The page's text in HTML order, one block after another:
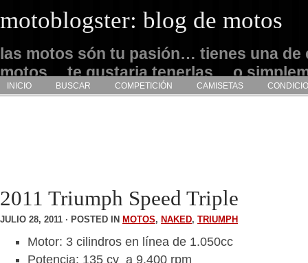
motoblogster: blog de motos
las motos són tu pasión… tienes una de
motos… te gustaria tenerlas… o
admirarlas… este es tu sitio
INICIO BUSCAR COMPETICIÓN CAMISETAS
2011 Triumph Speed Triple
JULIO 28, 2011 · POSTED IN MOTOS, NAKED, TRIUMPH
Motor: 3 cilindros en línea de 1.050cc
Potencia: 135 cv a 9.400 rpm